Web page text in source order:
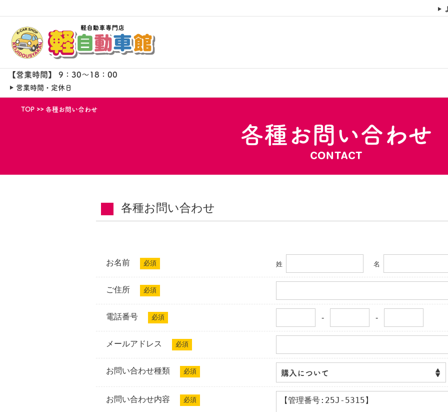
【営業時間】 9：30～18：00
営業時間・定休日
TOP 各種お問い合わせ
各種お問い合わせ
CONTACT
各種お問い合わせ
お名前 必須 姓 名
ご住所 必須
電話番号 必須 - -
メールアドレス 必須
お問い合わせ種類 必須
お問い合わせ内容 必須